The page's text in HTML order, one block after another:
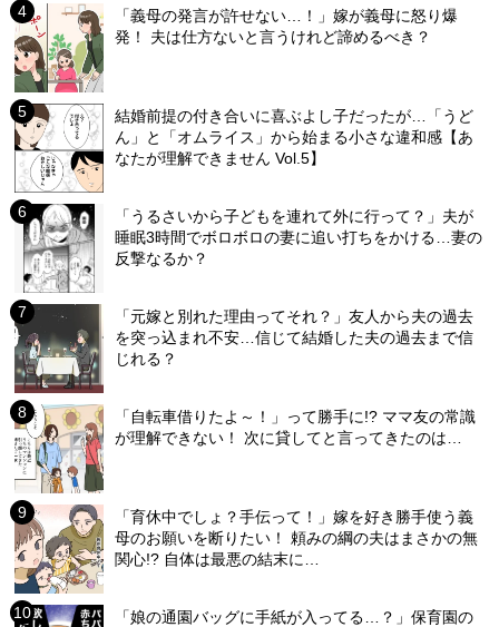
「義母の発言が許せない…！」嫁が義母に怒り爆
発！ 夫は仕方ないと言うけれど諦めるべき？
結婚前提の付き合いに喜ぶよし子だったが…「うど
ん」と「オムライス」から始まる小さな違和感【あ
なたが理解できません Vol.5】
「うるさいから子どもを連れて外に行って？」夫が
睡眠3時間でボロボロの妻に追い打ちをかける…妻の
反撃なるか？
「元嫁と別れた理由ってそれ？」友人から夫の過去
を突っ込まれ不安…信じて結婚した夫の過去まで信
じれる？
「自転車借りたよ～！」って勝手に!? ママ友の常識
が理解できない！ 次に貸してと言ってきたのは…
「育休中でしょ？手伝って！」嫁を好き勝手使う義
母のお願いを断りたい！ 頼みの綱の夫はまさかの無
関心!? 自体は最悪の結末に…
「娘の通園バッグに手紙が入ってる…？」保育園の